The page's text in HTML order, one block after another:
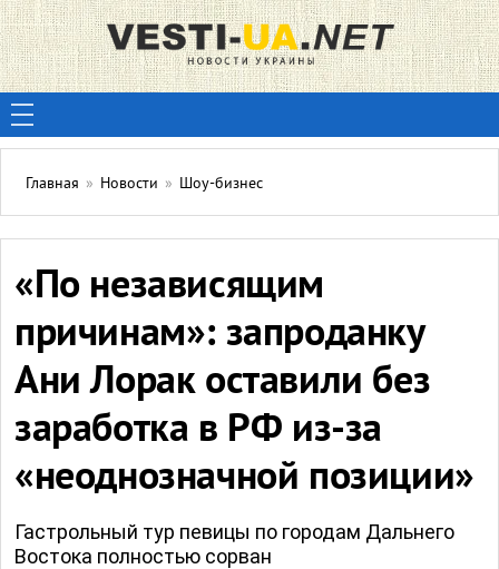
Главная » Новости » Шоу-бизнес
«По независящим
причинам»: запроданку
Ани Лорак оставили без
заработка в РФ из-за
«неоднозначной позиции»
Гастрольный тур певицы по городам Дальнего
Востока полностью сорван